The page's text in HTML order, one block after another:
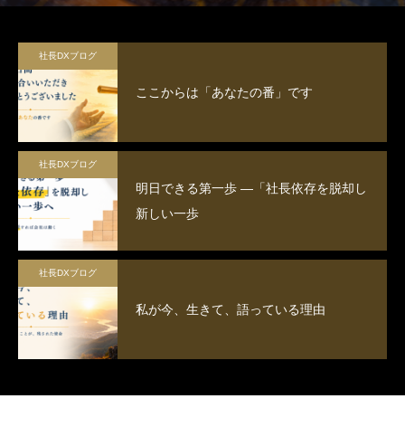
社長DXブログ
ここからは「あなたの番」です
社長DXブログ
明日できる第一歩 ―「社長依存を脱却し
新しい一歩
社長DXブログ
私が今、生きて、語っている理由